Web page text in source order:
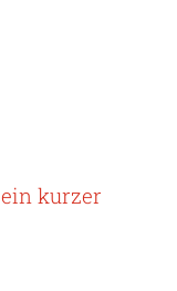
kurzer